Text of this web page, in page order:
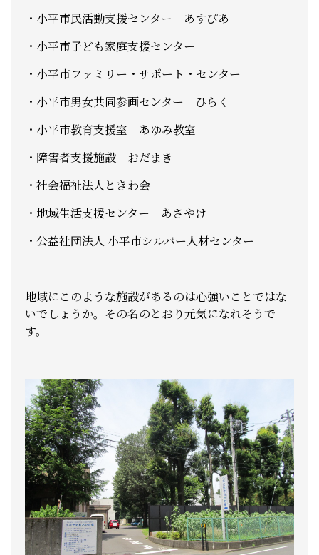
・小平市民活動支援センター あすぴあ
・小平市子ども家庭支援センター
・小平市ファミリー・サポート・センター
・小平市男女共同参画センター ひらく
・小平市教育支援室 あゆみ教室
・障害者支援施設 おだまき
・社会福祉法人ときわ会
・地域生活支援センター あさやけ
・公益社団法人 小平市シルバー人材センター
地域にこのような施設があるのは心強いことではな
いでしょうか。その名のとおり元気になれそうで
す。